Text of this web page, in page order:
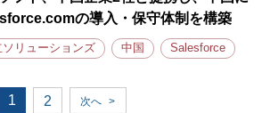
の導入・保守体制を構築
ソリューションズ 中国 Salesforce
1 2 次へ >